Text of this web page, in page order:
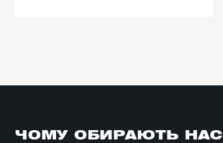
ЧОМУ ОБИРАЮТЬ НАС